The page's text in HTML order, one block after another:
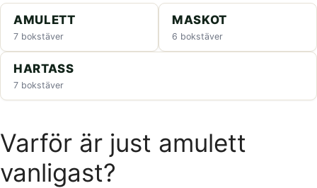
AMULETT
7 bokstäver
MASKOT
6 bokstäver
HARTASS
7 bokstäver
Varför är just amulett
vanligast?